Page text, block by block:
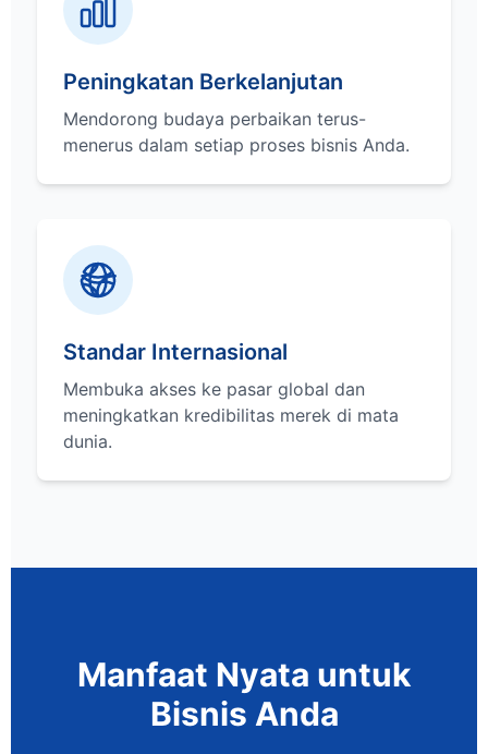
Peningkatan Berkelanjutan
Mendorong budaya perbaikan terus-
menerus dalam setiap proses bisnis Anda.
Standar Internasional
Membuka akses ke pasar global dan
meningkatkan kredibilitas merek di mata
dunia.
Manfaat Nyata untuk
Bisnis Anda